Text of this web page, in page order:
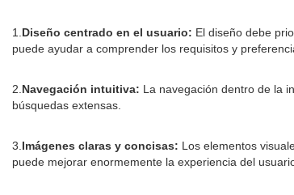
1.Diseño centrado en el usuario: El diseño debe
puede ayudar a comprender los requisitos y
2.Navegación intuitiva: La navegación dentro de la
búsquedas extensas.
3.Imágenes claras y concisas: Los elementos
puede mejorar enormemente la experiencia del